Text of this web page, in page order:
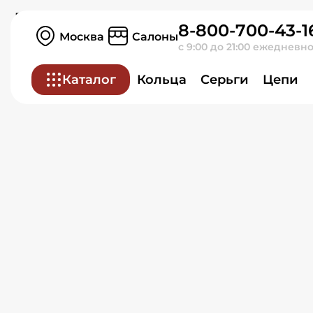
Москва Салоны8-800-700-43-
с 9:00 до 21:00
Каталог Кольца Серьги Цепи
Кольцо из белого